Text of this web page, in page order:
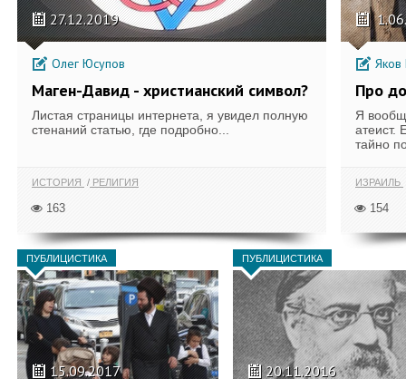
27.12.2019
Олег Юсупов
Маген-Давид - христианский символ?
Листая страницы интернета, я увидел полную
стенаний статью, где подробно...
ИСТОРИЯ РЕЛИГИЯ
163
Яков
Про
Я
атеист.
тайно
ИЗРАИЛЬ
154
ПУБЛИЦИСТИКА
15.09.2017
ПУБЛИЦИСТИКА
20.11.2016